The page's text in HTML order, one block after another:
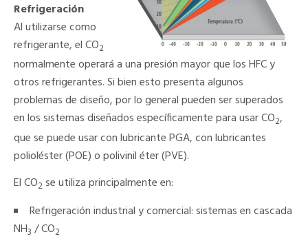
Refrigeración
Al utilizarse como
refrigerante, el CO2
normalmente operará a una presión mayor que los HFC y
otros refrigerantes. Si bien esto presenta algunos
problemas de diseño, por lo general pueden ser superados
en los sistemas diseñados específicamente para usar CO2,
que se puede usar con lubricante PGA, con lubricantes
polioléster (POE) o polivinil éter (PVE).
El CO2se utiliza principalmente en:
Refrigeración industrial y comercial: sistemas en cascada
NH3 / CO2